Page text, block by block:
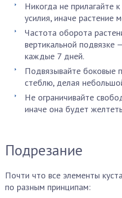
Никогда не прилагайте
усилия, иначе растение
Частота оборота
вертикальной
каждые 7 дней.
Подвязывайте боковые
стеблю, делая
Не ограничивайте
иначе она будет
Подрезание
Почти что все элементы
по разным принципам: